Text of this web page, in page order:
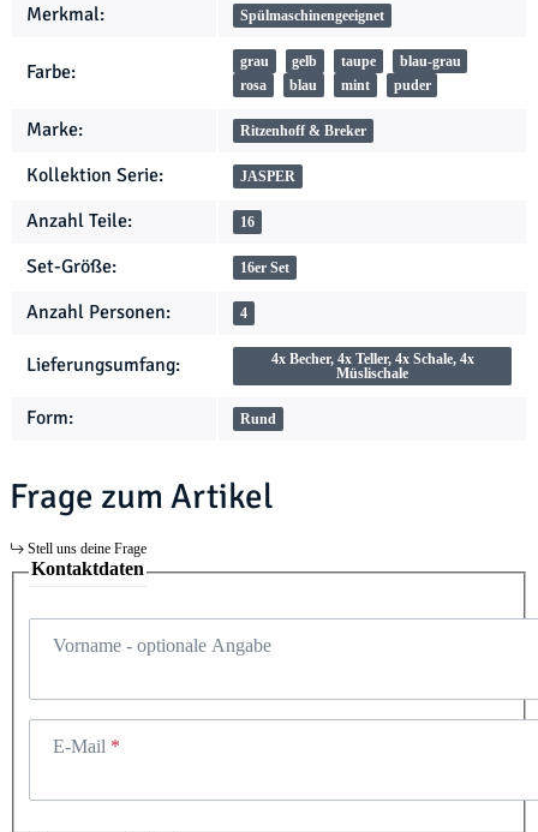
Merkmal: Spülmaschinengeeignet
Farbe: grau gelb taupe
blau-grau
rosa
blau mint puder
Marke: Ritzenhoff & Breker
Kollektion Serie: JASPER
Anzahl Teile: 16
Set-Größe: 16er Set
Anzahl Personen: 4
Lieferungsumfang:
4x Becher, 4x Teller, 4x Schale, 4x
Müslischale
Form: Rund
Frage zum Artikel
Stell uns deine Frage
Kontaktdaten
Vorname - optionale Angabe
E-Mail